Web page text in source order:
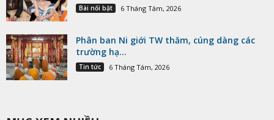
Bài nổi bật 6 Tháng Tám, 2026
Phân ban Ni giới TW thăm, cúng dàng các
trường hạ...
Tin tức 6 Tháng Tám, 2026